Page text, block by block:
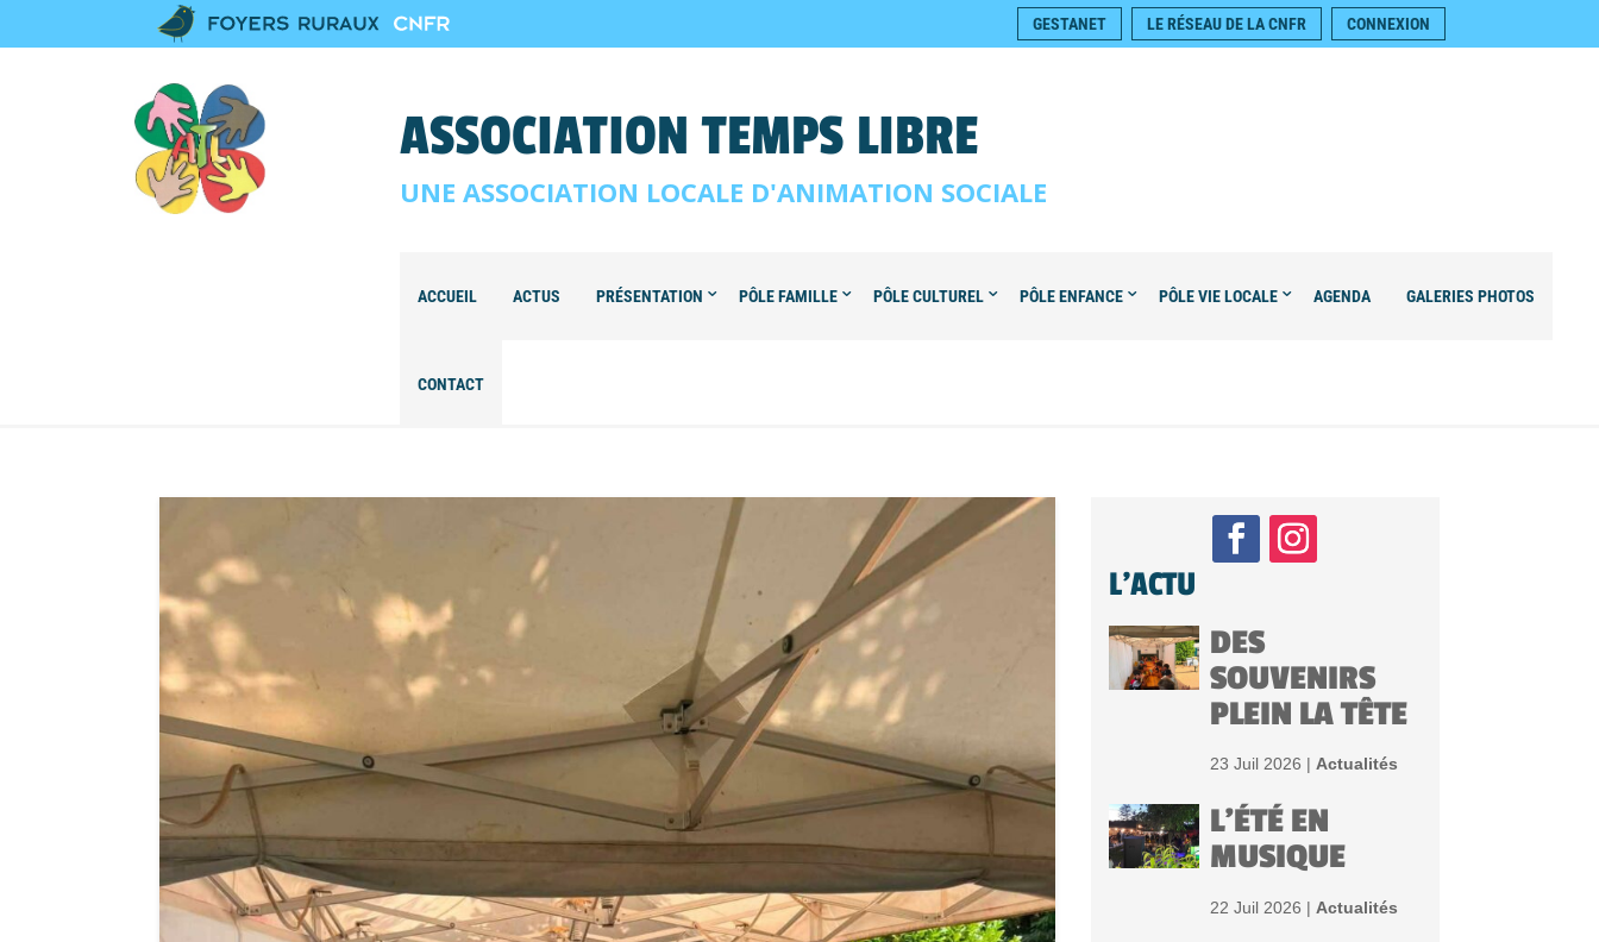
GESTANET LE RÉSEAU DE LA CNFR CONNEXION
ASSOCIATION TEMPS LIBRE
UNE ASSOCIATION LOCALE D'ANIMATION SOCIALE
ACCUEIL ACTUS PRÉSENTATION PÔLE FAMILLE PÔLE CULTUREL PÔLE ENFANCE PÔLE VIE LOCALE AGENDA GALERIES PHOTOS
CONTACT
L'ACTU
DES
SOUVENIRS
PLEIN LA TÊTE
23 Juil 2026 | Actualités
L’ÉTÉ EN
MUSIQUE
22 Juil 2026 | Actualités